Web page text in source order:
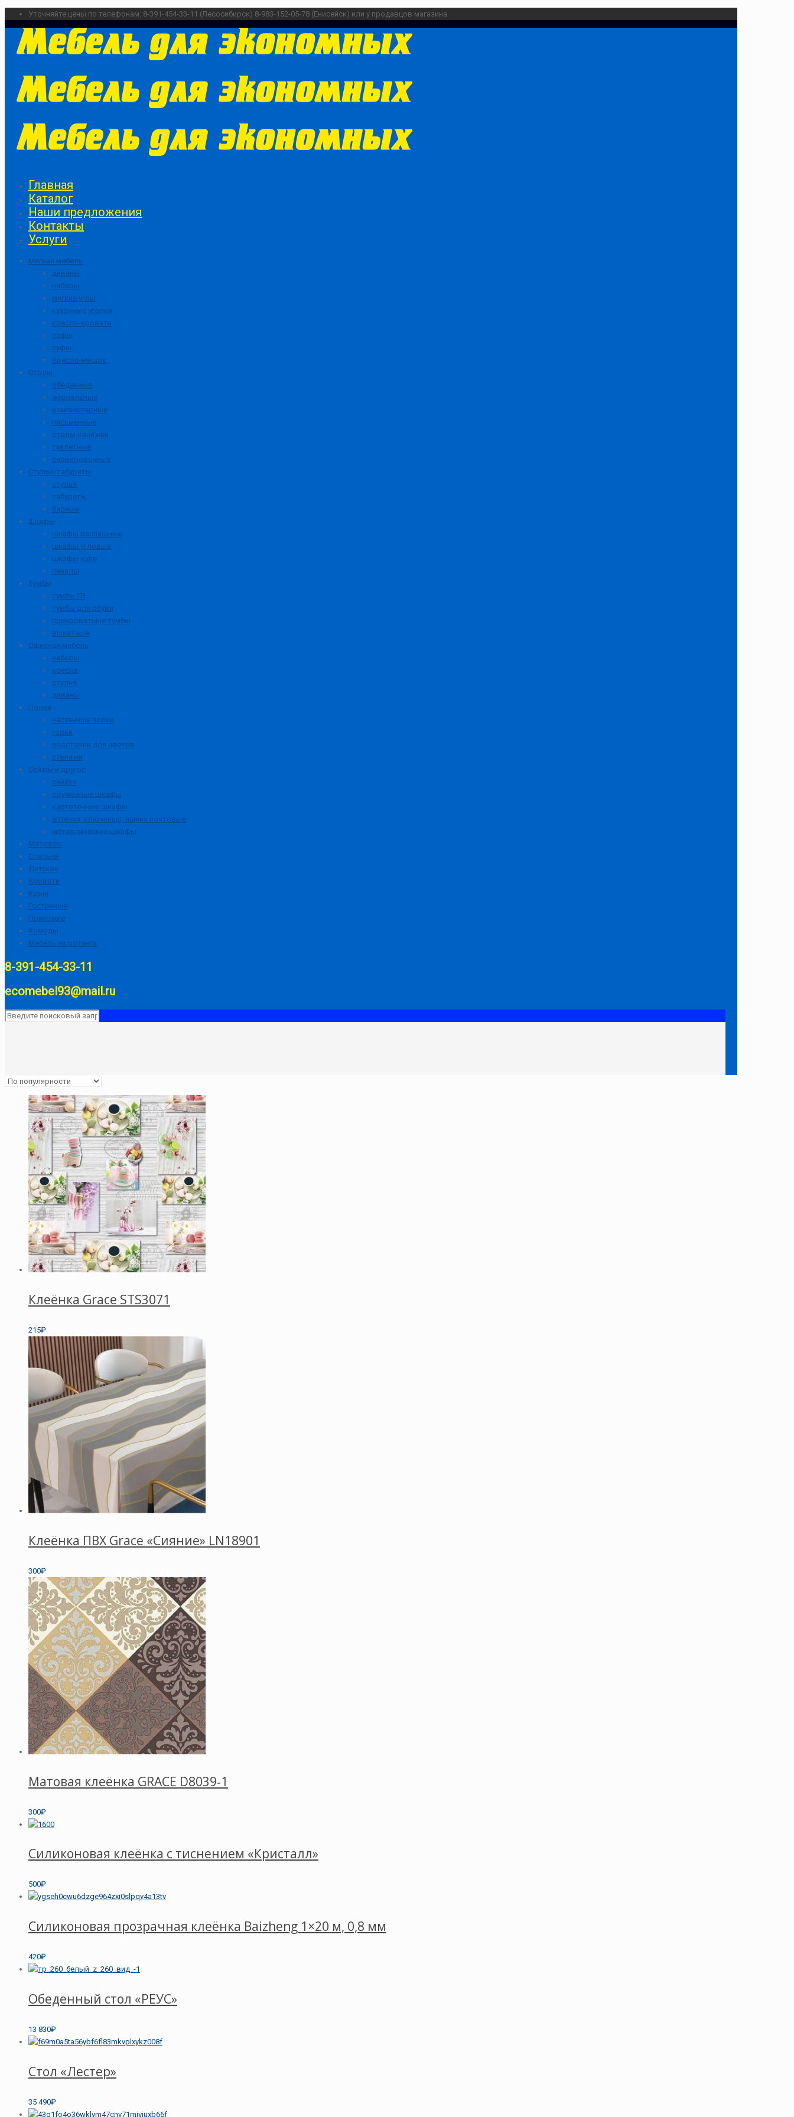
Уточняйте цены по телефонам: 8-391-454-33-11 (Лесосибирск) 8-983-152-05-78 (Енисейск) или у продавцов магазина
Главная
Каталог
Наши предложения
Контакты
Услуги
Мягкая мебель
диваны
наборы
мягкие углы
кухонные уголки
кресло-кровати
софы
пуфы
Кресло-мешок
Столы
обеденные
журнальные
компьютерные
письменные
столы-кинижки
туалетные
сервировочные
Стулья/табуреты
стулья
табуреты
барные
Шкафы
шкафы распашные
шкафы угловые
шкафы-купе
пеналы
Тумбы
тумбы ТВ
тумбы для обуви
прикроватные тумбы
выкатные
Офисная мебель
наборы
кресла
стулья
диваны
Полки
настенные полки
горки
подставки для цветов
стелажи
Сейфы и другое
сейфы
оружейные шкафы
картотечные шкафы
аптечки, ключницы, ящики почтовые
металлические шкафы
Матрасы
Спальни
Детские
Кровати
Кухни
Гостинные
Прихожие
Комоды
Мебель из ротанга
8-391-454-33-11
ecomebel93@mail.ru
Клеёнка Grace STS3071
215₽
Клеёнка ПВХ Grace «Сияние» LN18901
300₽
Матовая клеёнка GRACE D8039‑1
300₽
Силиконовая клеёнка с тиснением «Кристалл»
500₽
Силиконовая прозрачная клеёнка Baizheng 1×20 м, 0,8 мм
420₽
Обеденный стол «РЕУС»
13 830₽
Стол «Лестер»
35 490₽